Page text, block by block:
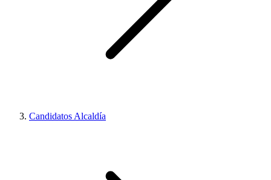
Candidatos Alcaldía